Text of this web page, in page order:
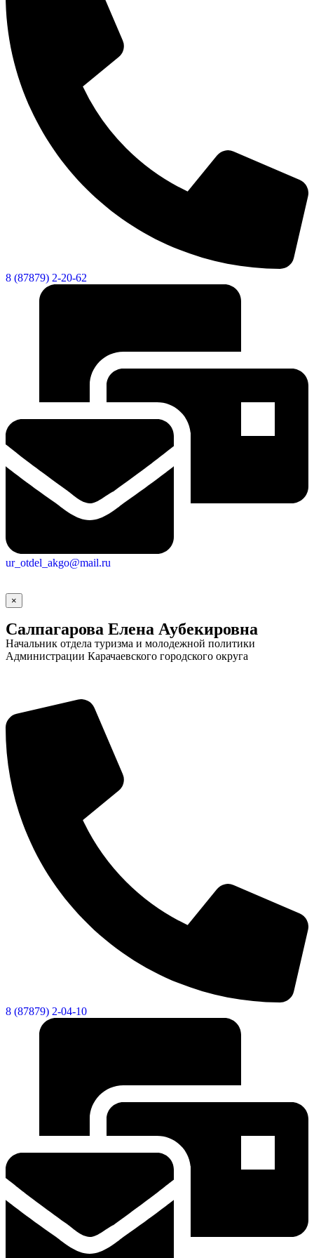
8 (87879) 2-20-62
ur_otdel_akgo@mail.ru
×
Салпагарова Елена Аубекировна
Начальник отдела туризма и молодежной политики
Администрации Карачаевского городского округа
8 (87879) 2-04-10